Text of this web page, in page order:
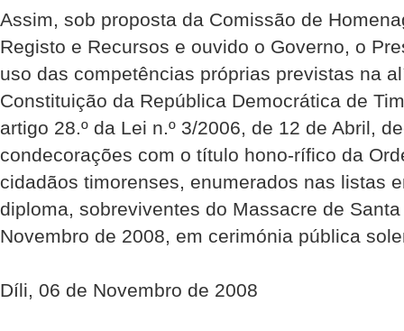
Assim, sob proposta da Comissão de
Registo e Recursos e ouvido o Governo, o
uso das competências próprias previstas na
Constituição da República Democrática de
artigo 28.º da Lei n.º 3/2006, de 12 de Abril,
condecorações com o título hono-rífico da
cidadãos timorenses, enumerados nas listas
diploma, sobreviventes do Massacre de
Novembro de 2008, em cerimónia pública
Díli, 06 de Novembro de 2008